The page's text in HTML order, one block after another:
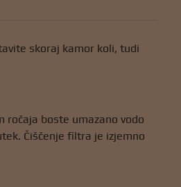
skoraj kamor koli, tudi
ročaja boste umazano vodo
Čiščenje filtra je izjemno